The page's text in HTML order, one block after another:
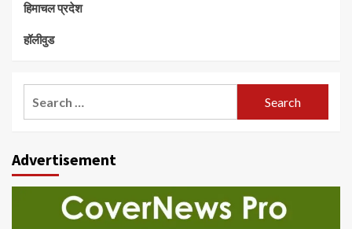
हिमाचल प्रदेश
हॉलीवुड
Advertisement